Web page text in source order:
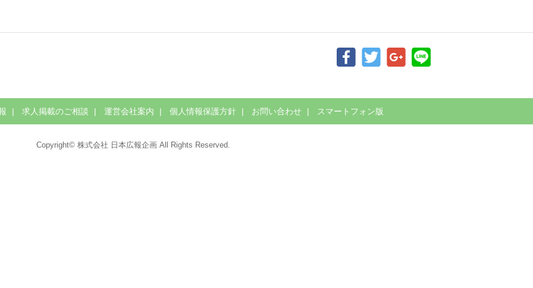
求人掲載のご相談 運営会社案内 個人情報保護方針 お問い合わせ スマートフォン版
Copyright© 株式会社 日本広報企画 All Rights Reserved.